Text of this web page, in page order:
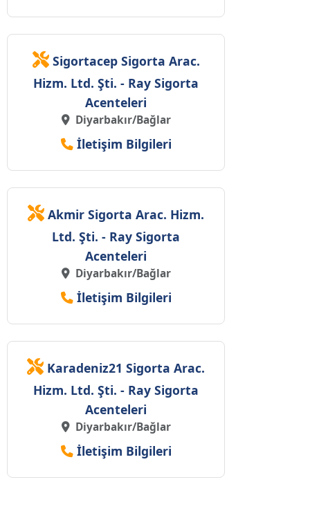
Sigortacep Sigorta Arac.
Hizm. Ltd. Şti. - Ray Sigorta
Acenteleri
Diyarbakır/Bağlar
İletişim Bilgileri
Akmir Sigorta Arac. Hizm.
Ltd. Şti. - Ray Sigorta
Acenteleri
Diyarbakır/Bağlar
İletişim Bilgileri
Karadeniz21 Sigorta Arac.
Hizm. Ltd. Şti. - Ray Sigorta
Acenteleri
Diyarbakır/Bağlar
İletişim Bilgileri